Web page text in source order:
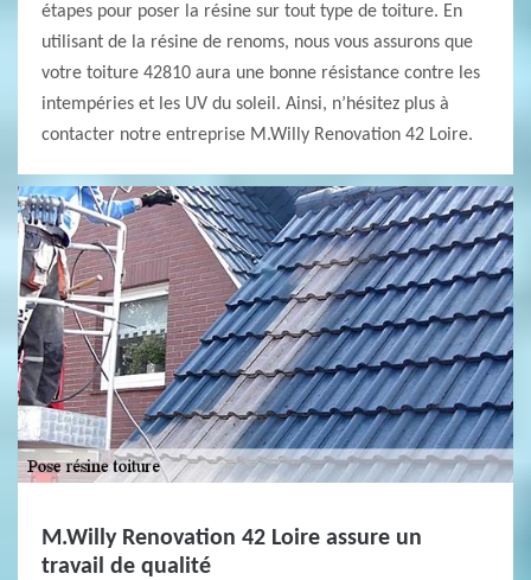
étapes pour poser la résine sur tout type de toiture. En
utilisant de la résine de renoms, nous vous assurons que
votre toiture 42810 aura une bonne résistance contre les
intempéries et les UV du soleil. Ainsi, n’hésitez plus à
contacter notre entreprise M.Willy Renovation 42 Loire.
M.Willy Renovation 42 Loire assure un
travail de qualité